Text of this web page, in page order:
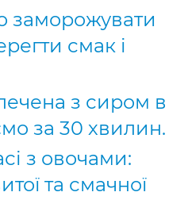
заморожувати
смак і
з сиром в
за 30 хвилин.
з овочами:
та смачної